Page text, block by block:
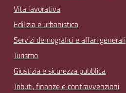
Vita lavorativa
Edilizia e urbanistica
Servizi demografici e affari generali
Turismo
Giustizia e sicurezza pubblica
Tributi, finanze e contravvenzioni